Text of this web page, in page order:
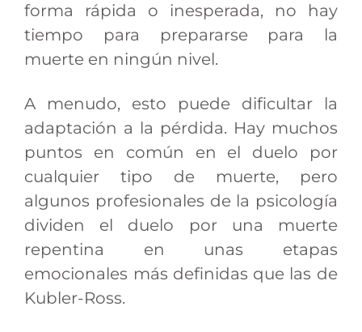
forma rápida o inesperada, no hay
tiempo para prepararse para la
muerte en ningún nivel.
A menudo, esto puede dificultar la
adaptación a la pérdida. Hay muchos
puntos en común en el duelo por
cualquier tipo de muerte, pero
algunos profesionales de la psicología
dividen el duelo por una muerte
repentina en unas etapas
emocionales más definidas que las de
Kubler-Ross.